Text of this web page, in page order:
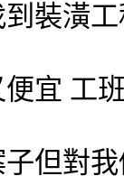
裝潢
宜 工
但對